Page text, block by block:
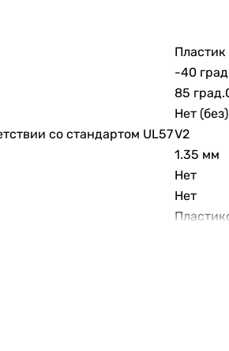
Пластик
-40
85
Нет (без)
со стандартом UL57V2
1.35 мм
Нет
Нет